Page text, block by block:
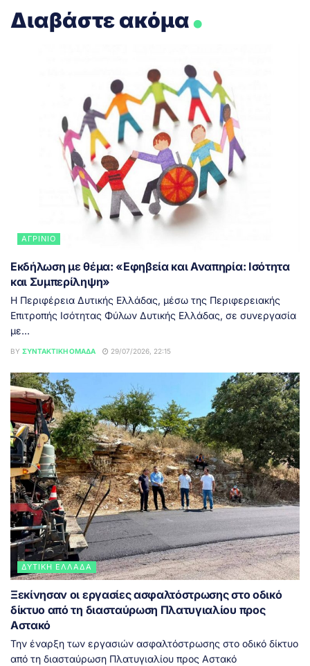
Διαβάστε ακόμα
ΑΓΡΊΝΙΟ
Εκδήλωση με θέμα: «Εφηβεία και Αναπηρία: Ισότητα
και Συμπερίληψη»
Η Περιφέρεια Δυτικής Ελλάδας, μέσω της Περιφερειακής
Επιτροπής Ισότητας Φύλων Δυτικής Ελλάδας, σε συνεργασία
με...
BY ΣΥΝΤΑΚΤΙΚΉ ΟΜΆΔΑ 29/07/2026, 22:15
ΔΥΤΙΚΉ ΕΛΛΆΔΑ
Ξεκίνησαν οι εργασίες ασφαλτόστρωσης στο οδικό
δίκτυο από τη διασταύρωση Πλατυγιαλίου προς
Αστακό
Την έναρξη των εργασιών ασφαλτόστρωσης στο οδικό δίκτυο
από τη διασταύρωση Πλατυγιαλίου προς Αστακό